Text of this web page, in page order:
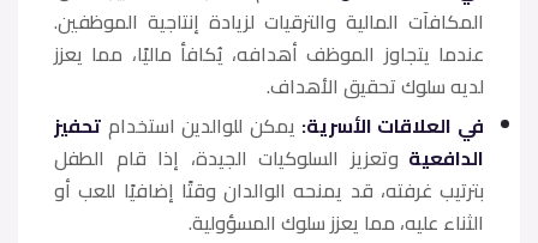
المكافآت المالية والترقيات لزيادة إنتاجية الموظفين.
عندما يتجاوز الموظف أهدافه، يُكافأ ماليًا، مما يعزز
لديه سلوك تحقيق الأهداف.
في العلاقات الأسرية: يمكن للوالدين استخدام تحفيز
الدافعية وتعزيز السلوكيات الجيدة، إذا قام الطفل
بترتيب غرفته، قد يمنحه الوالدان وقتًا إضافيًا للعب أو
الثناء عليه، مما يعزز سلوك المسؤولية.